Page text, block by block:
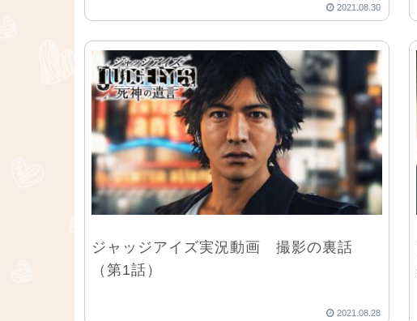
2021.08.30
ジャッジアイズ実況動画 撮影の裏話
（第1話）
2021.08.28